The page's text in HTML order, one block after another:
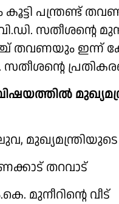
കൂട്ടി പന്ത്രണ്ട്
സതീശൻ്റെ
തവണയും ഇന്ന്
സതീശൻ്റെ
മുഖ്യമന്ത്രിയുടെ
തറവാട്
മുനീറിൻ്റെ വീട്